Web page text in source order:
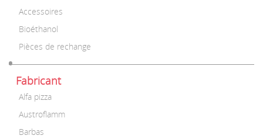
Accessoires
Bioéthanol
Pièces de rechange
Fabricant
Alfa pizza
Austroflamm
Barbas